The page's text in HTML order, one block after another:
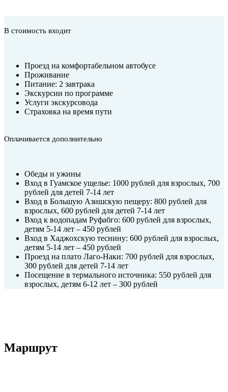
В стоимость входит
Проезд на комфортабельном автобусе
Проживание
Питание: 2 завтрака
Экскурсии по программе
Услуги экскурсовода
Страховка на время пути
Оплачивается дополнительно
Обеды и ужины
Вход в Гуамское ущелье: 1000 рублей для взрослых, 700
рублей для детей 7-14 лет
Вход в Большую Азишскую пещеру: 800 рублей для
взрослых, 600 рублей для детей 7-14 лет
Вход к водопадам Руфабго: 600 рублей для взрослых,
детям 5-14 лет – 450 рублей
Вход в Хаджохскую теснину: 600 рублей для взрослых,
детям 5-14 лет – 450 рублей
Проезд на плато Лаго-Наки: 700 рублей для взрослых,
300 рублей для детей 7-14 лет
Посещение в термального источника: 550 рублей для
взрослых, детям 6-12 лет – 300 рублей
Маршрут